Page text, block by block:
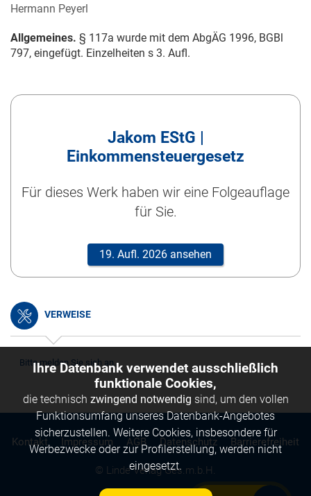
Hermann Peyerl
Allgemeines. § 117a wurde mit dem AbgÄG 1996, BGBl
797, eingefügt. Einzelheiten s 3. Aufl.
Jakom EStG |
Einkommensteuergesetz
Für dieses Werk haben wir eine Folgeauflage
für Sie.
19. Aufl. 2026 ansehen
VERWEISE
Bitte melden Sie sich an.
© Linde Verlag Ges.m.b.H.
Kontakt Impressum AGB Datenschutz Barrierefreiheit
Ihre Datenbank verwendet ausschließlich
funktionale Cookies,
die technisch zwingend notwendig sind, um den vollen
Funktionsumfang unseres Datenbank-Angebotes
sicherzustellen. Weitere Cookies, insbesondere für
Werbezwecke oder zur Profilerstellung, werden nicht
eingesetzt.